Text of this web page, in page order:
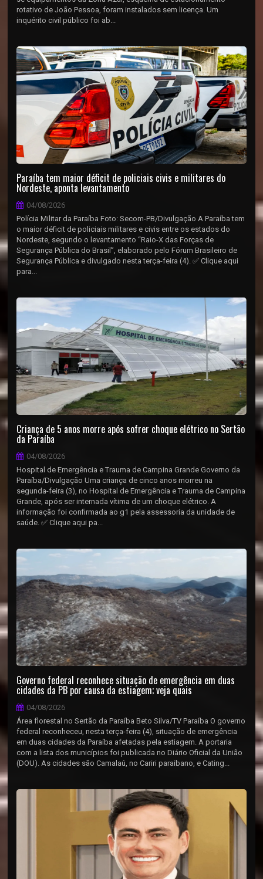
rotativo de João Pessoa, foram instalados sem licença. Um
inquérito civil público foi ab...
Paraíba tem maior déficit de policiais civis e militares do
Nordeste, aponta levantamento
04/08/2026
Polícia Militar da Paraíba Foto: Secom-PB/Divulgação A Paraíba tem
o maior déficit de policiais militares e civis entre os estados do
Nordeste, segundo o levantamento “Raio-X das Forças de
Segurança Pública do Brasil”, elaborado pelo Fórum Brasileiro de
Segurança Pública e divulgado nesta terça-feira (4). ✅ Clique aqui
para...
Criança de 5 anos morre após sofrer choque elétrico no Sertão
da Paraíba
04/08/2026
Hospital de Emergência e Trauma de Campina Grande Governo da
Paraíba/Divulgação Uma criança de cinco anos morreu na
segunda-feira (3), no Hospital de Emergência e Trauma de Campina
Grande, após ser internada vítima de um choque elétrico. A
informação foi confirmada ao g1 pela assessoria da unidade de
saúde. ✅ Clique aqui pa...
Governo federal reconhece situação de emergência em duas
cidades da PB por causa da estiagem; veja quais
04/08/2026
Área florestal no Sertão da Paraíba Beto Silva/TV Paraíba O governo
federal reconheceu, nesta terça-feira (4), situação de emergência
em duas cidades da Paraíba afetadas pela estiagem. A portaria
com a lista dos municípios foi publicada no Diário Oficial da União
(DOU). As cidades são Camalaú, no Cariri paraibano, e Cating...